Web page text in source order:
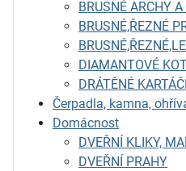
BRUSNÉ ARCHY
BRUSNÉ,ŘEZNÉ
DIAMANTOVÉ
DRÁTĚNÉ
Čerpadla, kamna,
Domácnost
DVEŘNÍ KLIKY,
DVEŘNÍ PRAHY